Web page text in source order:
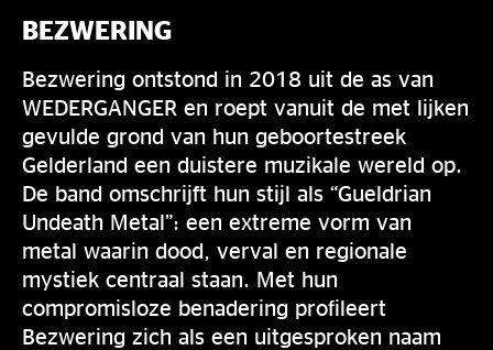
BEZWERING
Bezwering ontstond in 2018 uit de as van
WEDERGANGER en roept vanuit de met lijken
gevulde grond van hun geboortestreek
Gelderland een duistere muzikale wereld op.
De band omschrijft hun stijl als “Gueldrian
Undeath Metal”: een extreme vorm van
metal waarin dood, verval en regionale
mystiek centraal staan. Met hun
compromisloze benadering profileert
Bezwering zich als een uitgesproken naam